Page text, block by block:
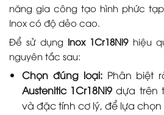
năng gia công tạo hình phức
Inox có độ dẻo cao.
Để sử dụng Inox 1Cr18Ni9hiệu
nguyên tắc sau:
Chọn đúng loại:Phân biệt
Austenitic 1Cr18Ni9 dựa trên
và đặc tính cơ lý, để lựa